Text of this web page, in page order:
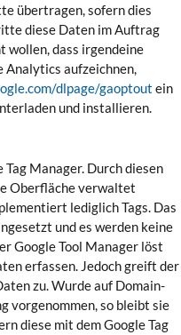
übertragen, sofern dies
diese Daten im Auftrag
wollen, dass irgendeine
aufzeichnen,
dlpage/gaoptout ein
und installieren.
Manager. Durch diesen
Oberfläche verwaltet
lediglich Tags. Das
und es werden keine
Google Tool Manager löst
erfassen. Jedoch greift der
zu. Wurde auf Domain-
vorgenommen, so bleibt sie
diese mit dem Google Tag